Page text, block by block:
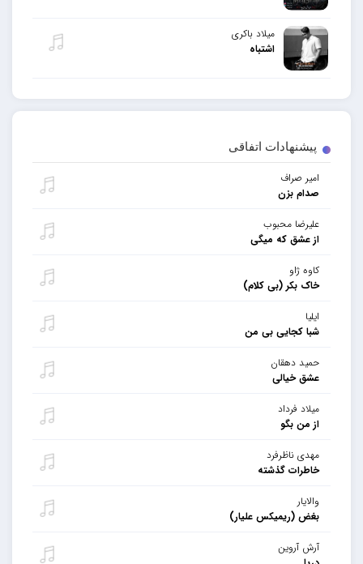
پیشنهادات اتفاقی
امیر صراف
صدام بزن
علیرضا محبوب
از عشق که میگی
کاوه ژاو
خاک بکر (بی کلام)
ایلیا
شبا کجایی بی من
حمید دهقان
عشق خیالی
میلاد فرداد
از من بگو
مهدی ناظرفرد
خاطرات گذشته
والایار
بغض (ریمیکس علیار)
آرش آروین
میلاد باکری
اشتباه